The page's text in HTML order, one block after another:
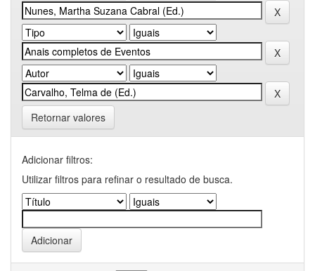
Retornar valores
Adicionar filtros:
Utilizar filtros para refinar o resultado de busca.